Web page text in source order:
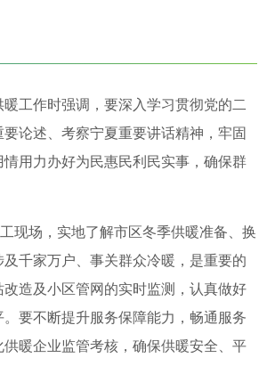
工作时强调，要深入学习贯彻党的二
论述、考察宁夏重要讲话精神，牢固
用力办好为民惠民利民实事，确保群
场，实地了解市区冬季供暖准备、换
千家万户、事关群众冷暖，是重要的
造及小区管网的实时监测，认真做好
要不断提升服务保障能力，畅通服务
暖企业监管考核，确保供暖安全、平